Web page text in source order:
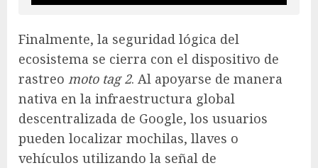
Finalmente, la seguridad lógica del
ecosistema se cierra con el dispositivo de
rastreo moto tag 2. Al apoyarse de manera
nativa en la infraestructura global
descentralizada de Google, los usuarios
pueden localizar mochilas, llaves o
vehículos utilizando la señal de